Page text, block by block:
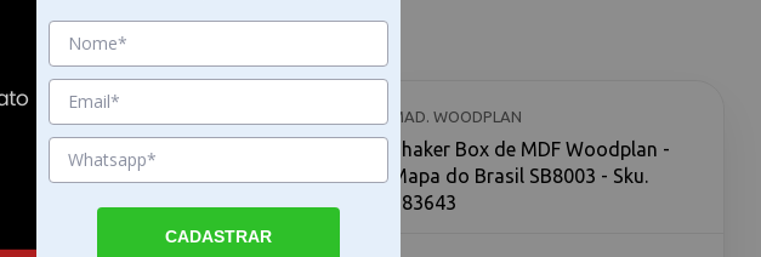
MDF Woodplan - Mapa do
MAD. WOODPLAN
Shaker Box de MDF Woodplan -
Mapa do Brasil SB8003 - Sku.
183643
CADASTRAR